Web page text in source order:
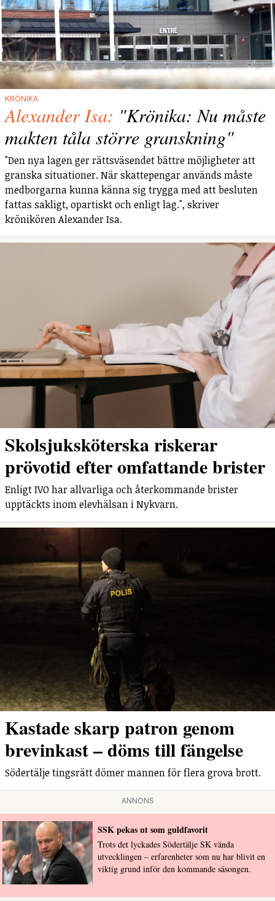
KRÖNIKA
Alexander Isa: "Krönika: Nu måste
makten tåla större granskning"
"Den nya lagen ger rättsväsendet bättre möjligheter att
granska situationer. När skattepengar används måste
medborgarna kunna känna sig trygga med att besluten
fattas sakligt, opartiskt och enligt lag.", skriver
krönikören Alexander Isa.
Skolsjuksköterska riskerar
prövotid efter omfattande brister
Enligt IVO har allvarliga och återkommande brister
upptäckts inom elevhälsan i Nykvarn.
Kastade skarp patron genom
brevinkast – döms till fängelse
Södertälje tingsrätt dömer mannen för flera grova brott.
ANNONS
SSK pekas ut som guldfavorit
Trots det lyckades Södertälje SK vända
utvecklingen – erfarenheter som nu har blivit en
viktig grund inför den kommande säsongen.